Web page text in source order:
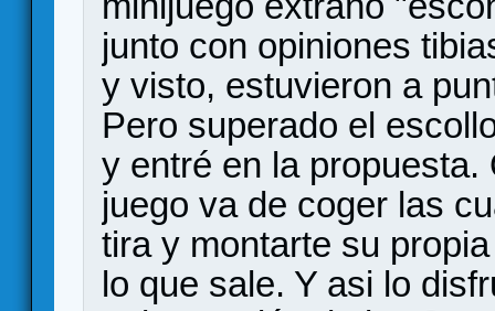
junto con opiniones
y visto, estuvieron a
Pero superado el
y entré en la
juego va de coger las
tira y montarte su
lo que sale. Y asi lo